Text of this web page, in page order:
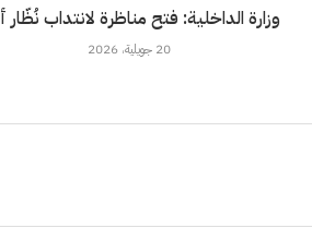
وزارة الداخلية: فتح مناظرة لانتداب
20 جويلية، 2026